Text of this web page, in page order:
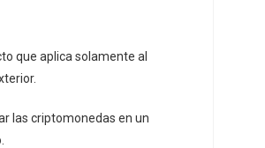
que aplica solamente al
las criptomonedas en un